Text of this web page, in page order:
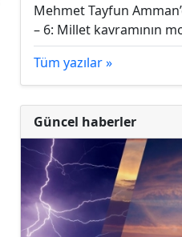
Mehmet Tayfun
– 6: Millet kavramının
Tüm yazılar »
Güncel haberler